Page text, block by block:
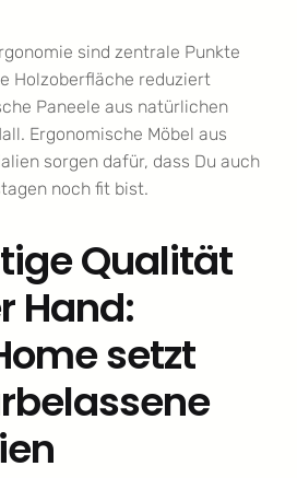
sind zentrale Punkte
Holzoberfläche reduziert
Paneele aus natürlichen
Ergonomische Möbel aus
sorgen dafür, dass Du auch
noch fit bist.
Qualität
Hand:
setzt